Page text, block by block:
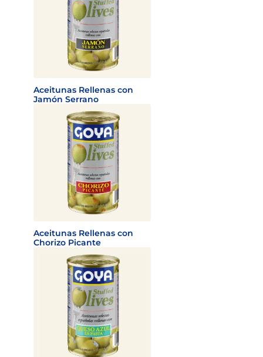
Aceitunas Rellenas con
Jamón Serrano
Aceitunas Rellenas con
Chorizo Picante